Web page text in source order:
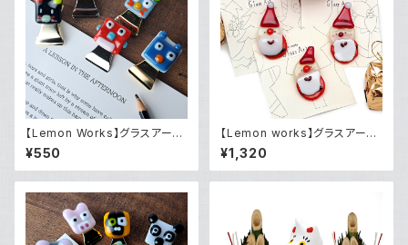
【Lemon Works】グラスアー
ト クリップ（大）
¥550
【Lemon works】グラスアート
サンタのブローチ
¥1,320